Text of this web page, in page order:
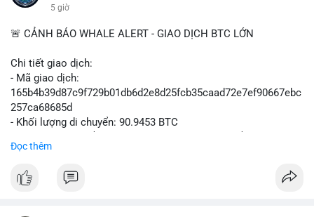
5 giờ
🚨 CẢNH BÁO WHALE ALERT - GIAO DỊCH BTC LỚN
Chi tiết giao dịch:
- Mã giao dịch:
165b4b39d87c9f729b01db6d2e8d25fcb35caad72e7ef90667ebc
257ca68685d
- Khối lượng di chuyển: 90.9453 BTC
USD)
Đọc thêm